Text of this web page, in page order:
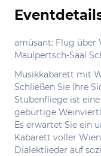
amüsant: Flug über
Maulpertsch-Saal
Musikkabarett mit
Schließen Sie Ihre
Stubenfliege ist
gebürtige
Es erwartet Sie ein
Kabarett voller
Dialektlieder auf